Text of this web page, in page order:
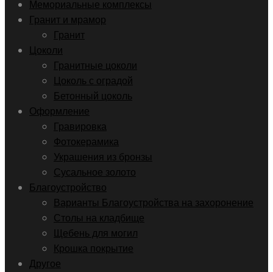
Мемориальные комплексы
Гранит и мрамор
Гранит
Цоколи
Гранитные цоколи
Цоколь с оградой
Бетонный цоколь
Оформление
Гравировка
Фотокерамика
Украшения из бронзы
Сусальное золото
Благоустройство
Варианты Благоустройства на захоронение
Столы на кладбище
Щебень для могил
Крошка покрытие
Другое